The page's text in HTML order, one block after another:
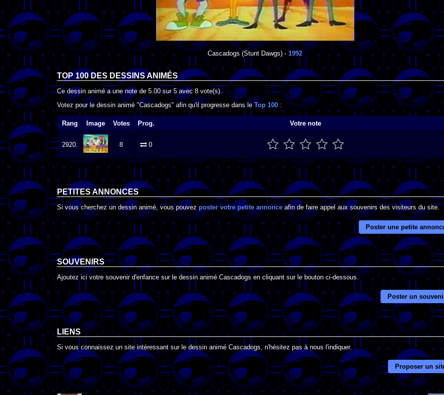
Cascadogs(Stunt Dawgs) - 1992
TOP 100 DES DESSINS ANIMÉS
Ce dessin animé a une note de 5.00sur5 avec 8 vote(s).
Votez pour le dessin animé "Cascadogs" afin qu'il progresse dans leTop 100 :
Rang Image Votes Prog. Votre note
2920. 8 0
PETITES ANNONCES
Si vous cherchez un dessin animé, vous pouvez poster votre petite annonceafin de faire appel aux souvenirs des visiteurs du site.
Poster une petite
SOUVENIRS
Ajoutez ici votre souvenir d'enfance sur le dessin animé Cascadogs en cliquant sur le bouton ci-dessous.
Poster un
LIENS
Si vous connaissez un site intéressant sur le dessin animé Cascadogs, n'hésitez pas à nous l'indiquer.
Proposer un